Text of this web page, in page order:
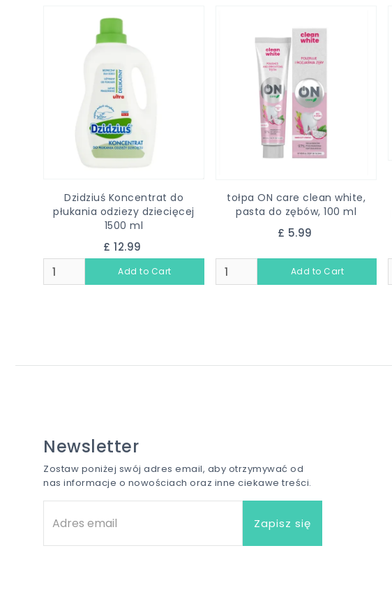
Dzidziuś Koncentrat do
płukania odziezy dziecięcej
1500 ml
£ 12.99
tołpa ON care clean white,
pasta do zębów, 100 ml
£ 5.99
Newsletter
Zostaw poniżej swój adres email, aby otrzymywać od
nas informacje o nowościach oraz inne ciekawe treści.